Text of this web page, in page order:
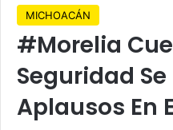
MICHOACÁN
#Morelia
Seguridad
Aplausos En